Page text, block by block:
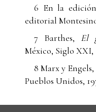
6 En la
editorial
7 Barthes, El
México, Siglo XXI,
8 Marx y Engels,
Pueblos Unidos,